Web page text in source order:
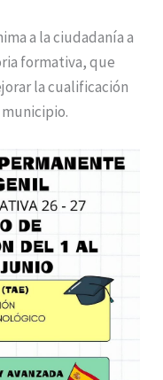
a la ciudadanía a
formativa, que
la cualificación